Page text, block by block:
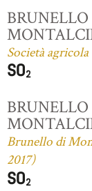
Società
Brunello di
2017)